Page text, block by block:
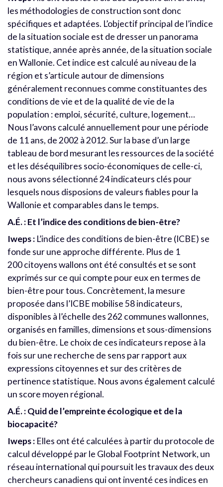
les méthodologies de construction sont donc
spécifiques et adaptées. L’objectif principal de l’indice
de la situation sociale est de dresser un panorama
statistique, année après année, de la situation sociale
en Wallonie. Cet indice est calculé au niveau de la
région et s’articule autour de dimensions
généralement reconnues comme constituantes des
conditions de vie et de la qualité de vie de la
population : emploi, sécurité, culture, logement…
Nous l’avons calculé annuellement pour une période
de 11 ans, de 2002 à 2012. Sur la base d’un large
tableau de bord mesurant les ressources de la société
et les déséquilibres socio-économiques de celle-ci,
nous avons sélectionné 24 indicateurs clés pour
lesquels nous disposions de valeurs fiables pour la
Wallonie et comparables dans le temps.
A.É. : Et l’indice des conditions de bien-être?
Iweps : L’indice des conditions de bien-être (ICBE) se
fonde sur une approche différente. Plus de 1
200 citoyens wallons ont été consultés et se sont
exprimés sur ce qui compte pour eux en termes de
bien-être pour tous. Concrètement, la mesure
proposée dans l’ICBE mobilise 58 indicateurs,
disponibles à l’échelle des 262 communes wallonnes,
organisés en familles, dimensions et sous-dimensions
du bien-être. Le choix de ces indicateurs repose à la
fois sur une recherche de sens par rapport aux
expressions citoyennes et sur des critères de
pertinence statistique. Nous avons également calculé
un score moyen régional.
A.É. : Quid de l’empreinte écologique et de la
biocapacité?
Iweps : Elles ont été calculées à partir du protocole de
calcul développé par le Global Footprint Network, un
réseau international qui poursuit les travaux des deux
chercheurs canadiens qui ont inventé ces indices en